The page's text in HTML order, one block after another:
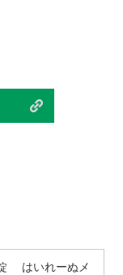
はいれーぬメ